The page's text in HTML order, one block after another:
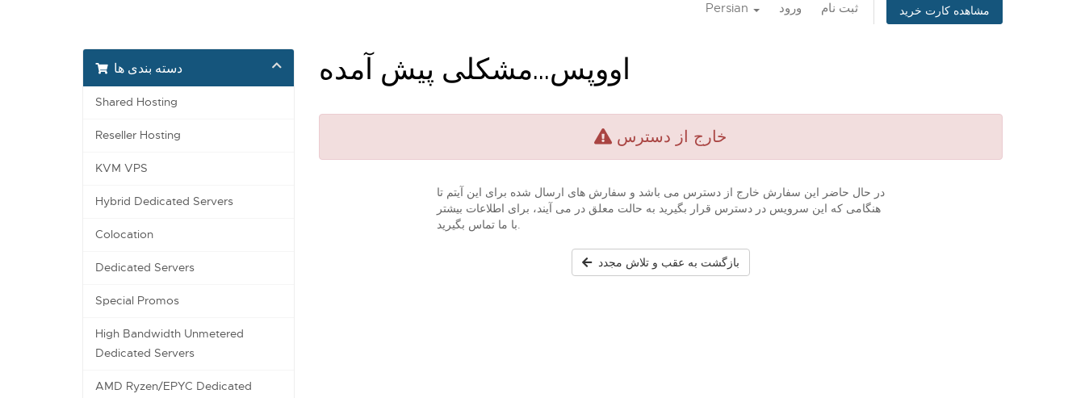
Persian ورود ثبت نام مشاهده کارت خرید
دسته بندی ها
Shared Hosting
Reseller Hosting
KVM VPS
Hybrid Dedicated Servers
Colocation
Dedicated Servers
Special Promos
High Bandwidth Unmetered
Dedicated Servers
AMD Ryzen/EPYC Dedicated
اووپس...مشکلی پیش آمده
خارج از دسترس
در حال حاضر این سفارش خارج از دسترس می باشد و سفارش های ارسال شده برای این آیتم تا
هنگامی که این سرویس در دسترس قرار بگیرید به حالت معلق در می آیند، برای اطلاعات بیشتر
با ما تماس بگیرید.
بازگشت به عقب و تلاش مجدد